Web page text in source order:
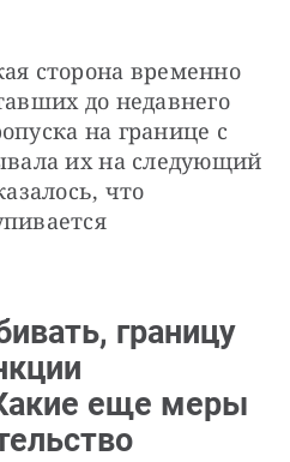
сторона временно
до недавнего
на границе с
их на следующий
что
границу
еще меры